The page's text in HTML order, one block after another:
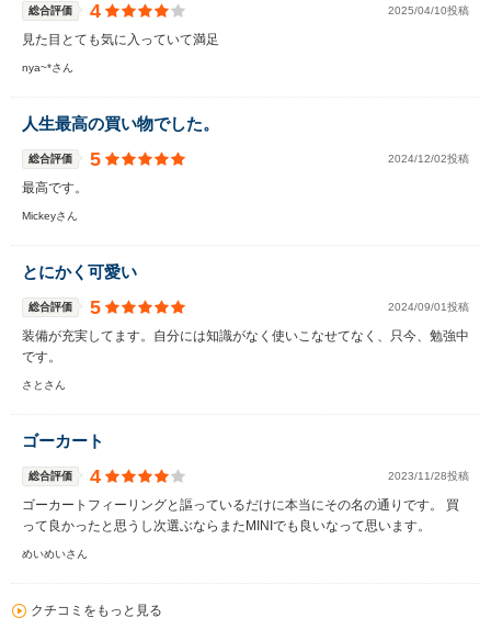
総合評価 4 2025/04/10投稿
見た目とても気に入っていて満足
nya~*さん
人生最高の買い物でした。
総合評価 5 2024/12/02投稿
最高です。
Mickeyさん
とにかく可愛い
総合評価 5 2024/09/01投稿
装備が充実してます。自分には知識がなく使いこなせてなく、只今、勉強中
です。
さとさん
ゴーカート
総合評価 4 2023/11/28投稿
ゴーカートフィーリングと謳っているだけに本当にその名の通りです。 買
って良かったと思うし次選ぶならまたMINIでも良いなって思います。
めいめいさん
クチコミをもっと見る